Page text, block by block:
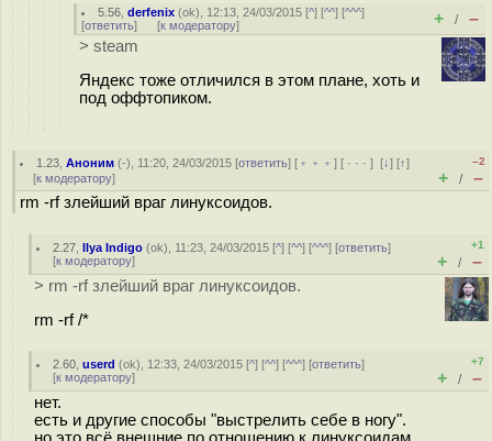
5.56 ,derfenix (ok), 12:13, 24/03/2015 [^] [^^] [^^^]
[ответить] [к модератору] + / –
> steam
Яндекс тоже отличился в этом плане, хоть и
под оффтопиком.
1.23 ,Аноним (-), 11:20, 24/03/2015 [ответить] [ ﹢﹢﹢] [ · · ·][↓] [↑]
[к модератору]
–2
+ / –
rm -rf злейший враг линуксоидов.
2.27 ,Ilya Indigo (ok), 11:23, 24/03/2015 [^] [^^] [^^^] [ответить]
[к модератору]
+1
+ / –
> rm -rf злейший враг линуксоидов.
rm -rf /*
2.60 ,userd (ok), 12:33, 24/03/2015 [^] [^^] [^^^] [ответить]
[к модератору]
+7
+ / –
нет.
есть и другие способы "выстрелить себе в ногу".